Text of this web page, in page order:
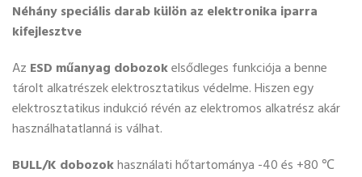
Néhány speciális darab külön az elektronika iparra
kifejlesztve
Az ESD műanyag dobozokelsődleges funkciója a benne
tárolt alkatrészek elektrosztatikus védelme. Hiszen egy
elektrosztatikus indukció révén az elektromos alkatrész akár
használhatatlanná is válhat.
BULL/K dobozokhasználati hőtartománya -40 és +80 ℃